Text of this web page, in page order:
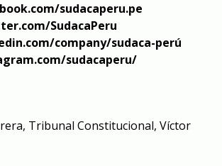
sudacaperu.pe
SudacaPeru
company/sudaca-perú
sudacaperu/
, Tribunal Constitucional, Víctor